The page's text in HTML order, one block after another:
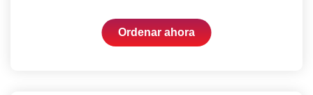
Ordenar ahora